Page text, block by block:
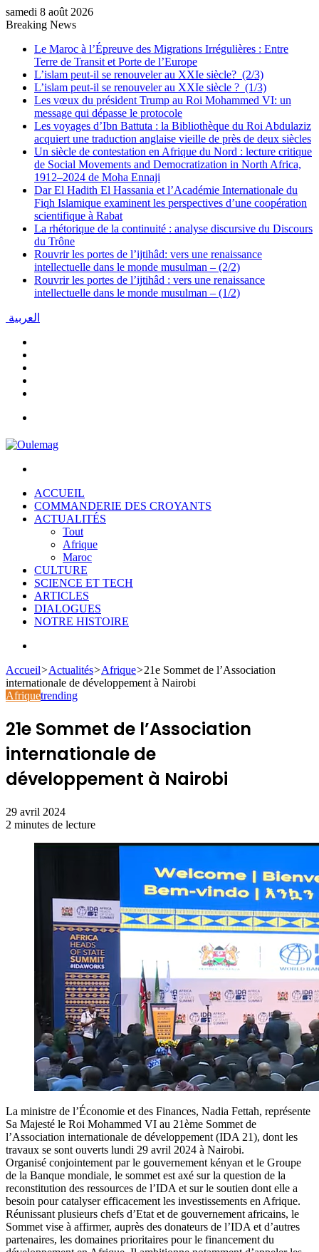
samedi 8 août 2026
Breaking News
Le Maroc à l’Épreuve des Migrations Irrégulières : Entre
Terre de Transit et Porte de l’Europe
L’islam peut-il se renouveler au XXIe siècle? (2/3)
L’islam peut-il se renouveler au XXIe siècle ? (1/3)
Les vœux du président Trump au Roi Mohammed VI: un
message qui dépasse le protocole
Les voyages d’Ibn Battuta : la Bibliothèque du Roi Abdulaziz
acquiert une traduction anglaise vieille de près de deux siècles
Un siècle de contestation en Afrique du Nord : lecture critique
de Social Movements and Democratization in North Africa,
1912–2024 de Moha Ennaji
Dar El Hadith El Hassania et l’Académie Internationale du
Fiqh Islamique examinent les perspectives d’une coopération
scientifique à Rabat
La rhétorique de la continuité : analyse discursive du Discours
du Trône
Rouvrir les portes de l’ijtihâd: vers une renaissance
intellectuelle dans le monde musulman – (2/2)
Rouvrir les portes de l’ijtihâd : vers une renaissance
intellectuelle dans le monde musulman – (1/2)
العربية
ACCUEIL
COMMANDERIE DES CROYANTS
ACTUALITÉS
Tout
Afrique
Maroc
CULTURE
SCIENCE ET TECH
ARTICLES
DIALOGUES
NOTRE HISTOIRE
Accueil>Actualités>Afrique>21e Sommet de l’Association
internationale de développement à Nairobi
Afriquetrending
21e Sommet de l’Association
internationale de
développement à Nairobi
29 avril 2024
2 minutes de lecture
La ministre de l’Économie et des Finances, Nadia Fettah, représente
Sa Majesté le Roi Mohammed VI au 21ème Sommet de
l’Association internationale de développement (IDA 21), dont les
travaux se sont ouverts lundi 29 avril 2024 à Nairobi.
Organisé conjointement par le gouvernement kényan et le Groupe
de la Banque mondiale, le sommet est axé sur la question de la
reconstitution des ressources de l’IDA et sur le soutien dont elle a
besoin pour catalyser efficacement les investissements en Afrique.
Réunissant plusieurs chefs d’Etat et de gouvernement africains, le
Sommet vise à affirmer, auprès des donateurs de l’IDA et d’autres
partenaires, les domaines prioritaires pour le financement du